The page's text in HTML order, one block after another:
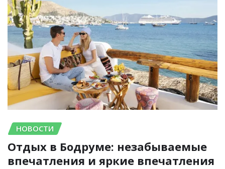
НОВОСТИ
Отдых в Бодруме: незабываемые
впечатления и яркие впечатления